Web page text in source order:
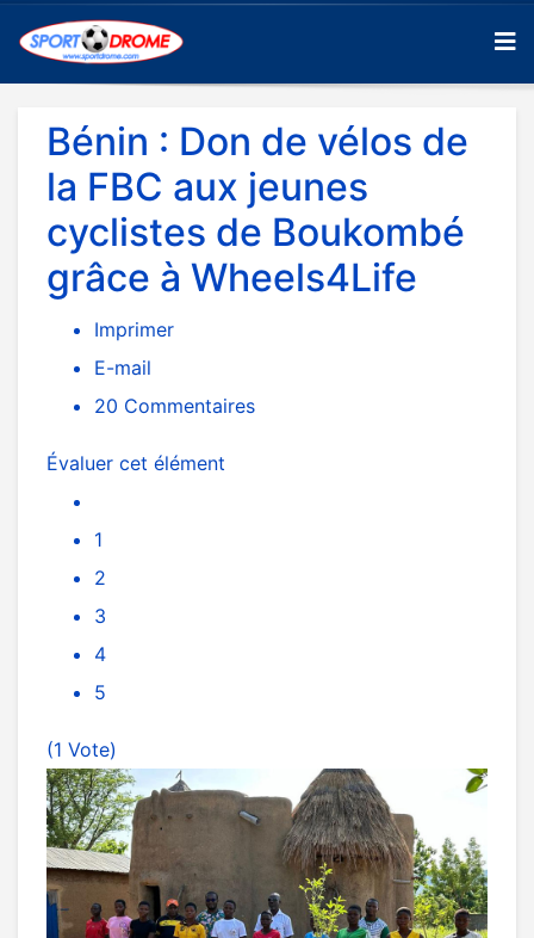
Bénin : Don de vélos de
la FBC aux jeunes
cyclistes de Boukombé
grâce à Wheels4Life
Imprimer
E-mail
20 Commentaires
Évaluer cet élément
1
2
3
4
5
(1 Vote)